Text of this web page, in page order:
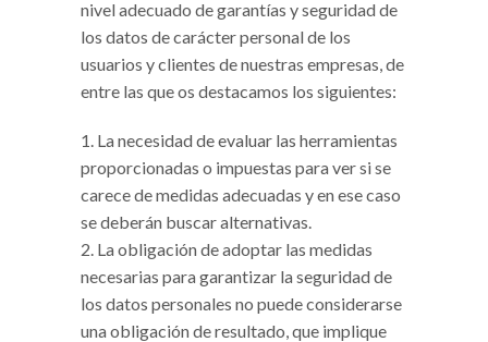
nivel adecuado de garantías y seguridad de
los datos de carácter personal de los
usuarios y clientes de nuestras empresas, de
entre las que os destacamos los siguientes:
La necesidad de evaluar las herramientas
proporcionadas o impuestas para ver si se
carece de medidas adecuadas y en ese caso
se deberán buscar alternativas.
La obligación de adoptar las medidas
necesarias para garantizar la seguridad de
los datos personales no puede considerarse
una obligación de resultado, que implique